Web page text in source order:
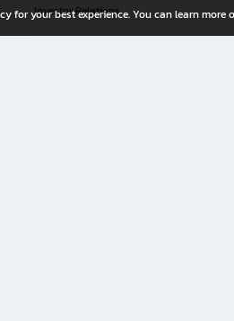
Investor Relations
for your best experience. You can learn